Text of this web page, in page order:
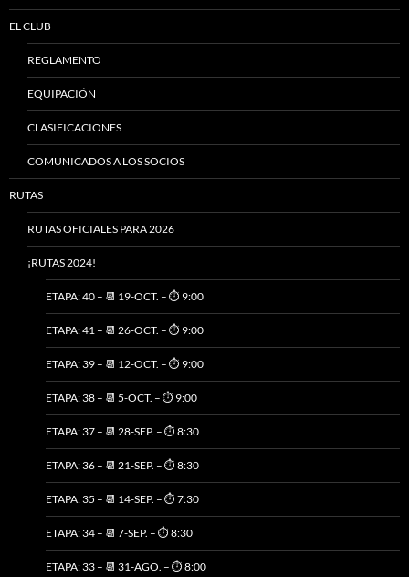
EL CLUB
REGLAMENTO
EQUIPACIÓN
CLASIFICACIONES
COMUNICADOS A LOS SOCIOS
RUTAS
RUTAS OFICIALES PARA 2026
¡RUTAS 2024!
ETAPA: 40 – 📆 19-OCT. – ⏱️ 9:00
ETAPA: 41 – 📆 26-OCT. – ⏱️ 9:00
ETAPA: 39 – 📆 12-OCT. – ⏱️ 9:00
ETAPA: 38 – 📆 5-OCT. – ⏱️ 9:00
ETAPA: 37 – 📆 28-SEP. – ⏱️ 8:30
ETAPA: 36 – 📆 21-SEP. – ⏱️ 8:30
ETAPA: 35 – 📆 14-SEP. – ⏱️ 7:30
ETAPA: 34 – 📆 7-SEP. – ⏱️ 8:30
ETAPA: 33 – 📆 31-AGO. – ⏱️ 8:00